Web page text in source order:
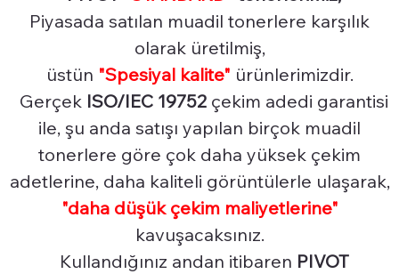
Piyasada satılan muadil tonerlere karşılık
olarak üretilmiş,
üstün "Spesiyal kalite" ürünlerimizdir.
Gerçek ISO/IEC 19752 çekim adedi garantisi
ile, şu anda satışı yapılan birçok muadil
tonerlere göre çok daha yüksek çekim
adetlerine, daha kaliteli görüntülerle ulaşarak,
"daha düşük çekim maliyetlerine"
kavuşacaksınız.
Kullandığınız andan itibaren PIVOT